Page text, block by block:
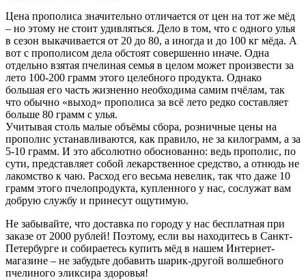
Цена прополиса значительно отличается от цен на тот же мёд
– но этому не стоит удивляться. Дело в том, что с одного улья
в сезон выкачивается от 20 до 80, а иногда и до 100 кг мёда. А
вот с прополисом дела обстоят совершенно иначе. Одна
отдельно взятая пчелиная семья в целом может произвести за
лето 100-200 грамм этого целебного продукта. Однако
большая его часть жизненно необходима самим пчёлам, так
что обычно «выход» прополиса за всё лето редко составляет
больше 80 грамм с улья.
Учитывая столь малые объёмы сбора, розничные цены на
прополис устанавливаются, как правило, не за килограмм, а за
5-10 грамм. И это абсолютно обоснованно: ведь прополис, по
сути, представляет собой лекарственное средство, а отнюдь не
лакомство к чаю. Расход его весьма невелик, так что даже 10
грамм этого пчелопродукта, купленного у нас, сослужат вам
добрую службу и принесут ощутимую.
Не забывайте, что доставка по городу у нас бесплатная при
заказе от 2000 рублей! Поэтому, если вы находитесь в Санкт-
Петербурге и собираетесь купить мёд в нашем Интернет-
магазине – не забудьте добавить шарик-другой волшебного
пчелиного эликсира здоровья!